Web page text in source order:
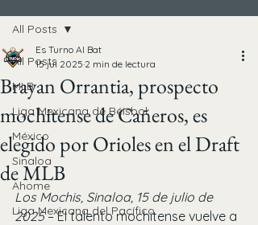
All Posts
MLB
Liga Mexicana de Béisbol
México
Sinaloa
Ahome
Liga Mexicana del Pacífico
All Posts
Brayan Orrantia, prospecto
mochitense de Cañeros, es
elegido por Orioles en el Draft
de MLB
Es Turno Al Bat
15 jul 2025 2 min de lectura
Los Mochis, Sinaloa, 15 de julio de
2025 – El talento mochitense vuelve a